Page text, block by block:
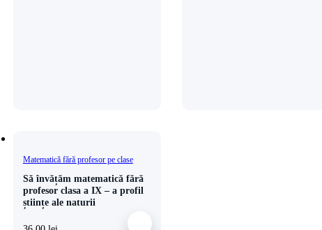
Matematică fără profesor pe clase
Să învățăm matematică fără
profesor clasa a IX – a profil
științe ale naturii